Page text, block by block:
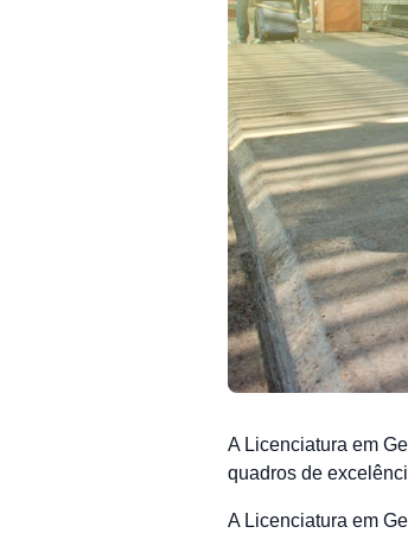
A Licenciatura em
quadros de
A Licenciatura em